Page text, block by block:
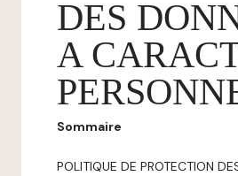
DES
A
Sommaire
POLITIQUE DE PROTECTION